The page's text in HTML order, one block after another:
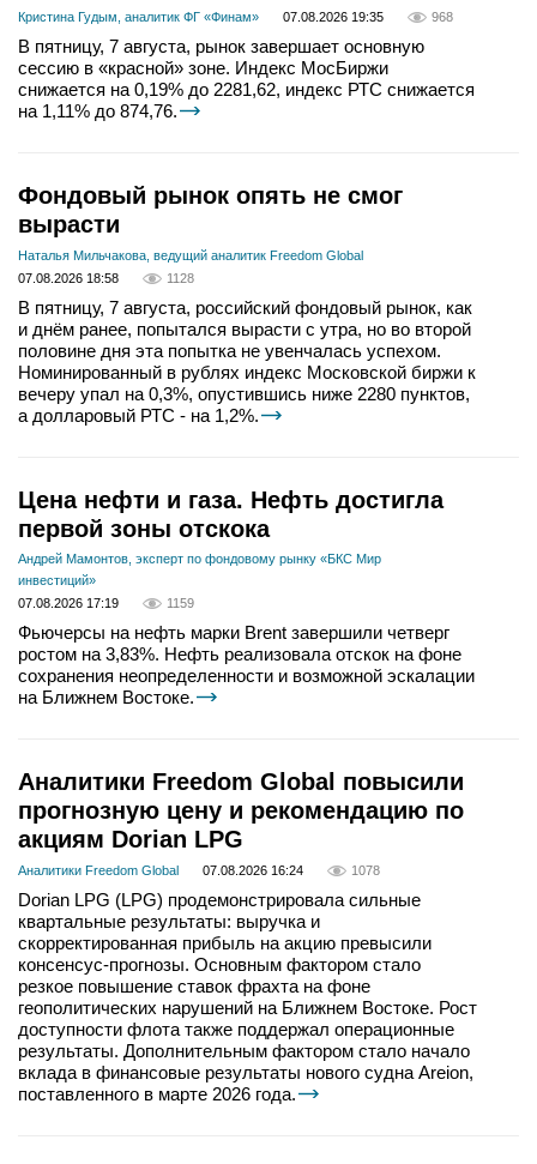
Кристина Гудым, аналитик ФГ «Финам» 07.08.2026 19:35 968
В пятницу, 7 августа, рынок завершает основную
сессию в «красной» зоне. Индекс МосБиржи
снижается на 0,19% до 2281,62, индекс РТС снижается
на 1,11% до 874,76.
Фондовый рынок опять не смог
вырасти
Наталья Мильчакова, ведущий аналитик Freedom Global
07.08.2026 18:58
1128
В пятницу, 7 августа, российский фондовый рынок, как
и днём ранее, попытался вырасти с утра, но во второй
половине дня эта попытка не увенчалась успехом.
Номинированный в рублях индекс Московской биржи к
вечеру упал на 0,3%, опустившись ниже 2280 пунктов,
а долларовый РТС - на 1,2%.
Цена нефти и газа. Нефть достигла
первой зоны отскока
Андрей Мамонтов, эксперт по фондовому рынку «БКС Мир
инвестиций»
07.08.2026 17:19
1159
Фьючерсы на нефть марки Brent завершили четверг
ростом на 3,83%. Нефть реализовала отскок на фоне
сохранения неопределенности и возможной эскалации
на Ближнем Востоке.
Аналитики Freedom Global повысили
прогнозную цену и рекомендацию по
акциям Dorian LPG
Аналитики Freedom Global 07.08.2026 16:24 1078
Dorian LPG (LPG) продемонстрировала сильные
квартальные результаты: выручка и
скорректированная прибыль на акцию превысили
консенсус-прогнозы. Основным фактором стало
резкое повышение ставок фрахта на фоне
геополитических нарушений на Ближнем Востоке. Рост
доступности флота также поддержал операционные
результаты. Дополнительным фактором стало начало
вклада в финансовые результаты нового судна Areion,
поставленного в марте 2026 года.